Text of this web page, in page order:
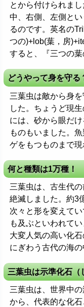
とから付けられま
中、右側、左側と
るのです。英名の
つの)+lob(葉，房
すると、『三つの葉
どうやって身を守る
三葉虫は敵から身
した。ちょうど現
には、砂から眼だ
ものもいました。
ゲをもつものまで現
何と種類は1万種！
三葉虫は、古生代
絶滅しました。約3
次々と形を変えて
も及ぶといわれて
大変人気の高い化
にぎわう古代の海
三葉虫は示準化石（
三葉虫は、世界中
から、代表的な化